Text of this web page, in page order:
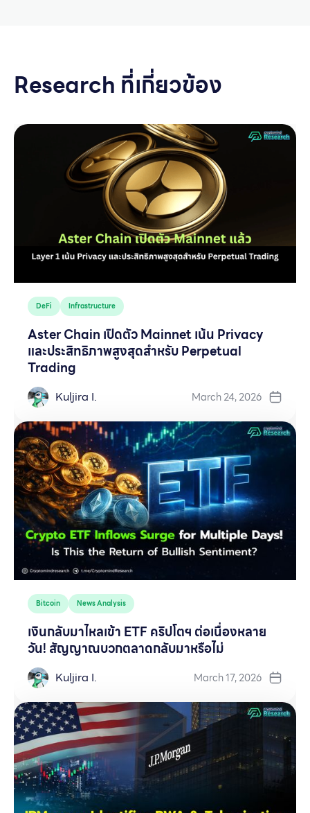
Research ที่เกี่ยวข้อง
DeFi Infrastructure
Aster Chain เปิดตัว Mainnet เน้น Privacy
และประสิทธิภาพสูงสุดสำหรับ Perpetual
Trading
Kuljira I. March 24, 2026
Bitcoin News Analysis
เงินกลับมาไหลเข้า ETF คริปโตฯ ต่อเนื่องหลาย
วัน! สัญญาณบวกตลาดกลับมาหรือไม่
Kuljira I. March 17, 2026